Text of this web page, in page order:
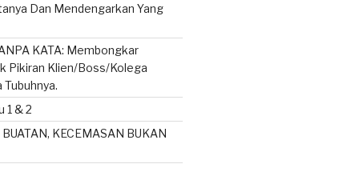
Dan Mendengarkan Yang
KATA: Membongkar
Pikiran Klien/Boss/Kolega
Tubuhnya.
1 & 2
KECEMASAN BUKAN